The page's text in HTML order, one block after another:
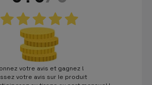
votre avis et gagnez !
votre avis sur le produit